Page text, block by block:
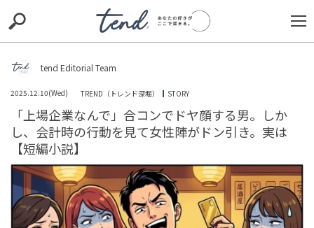
trill nordot RECOMMEND ARENA TOP
tend Editorial Team
2025.12.10(Wed) TREND（トレンド深堀） STORY
「上場企業なんで」合コンでドヤ顔する男。しか
し、会計時の行動を見て女性陣がドン引き。実は
【短編小説】